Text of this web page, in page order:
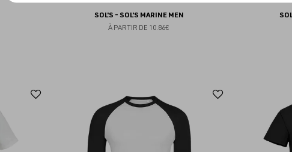
SOL'S - SOL'S MARINE MEN
À PARTIR DE 10.86€
favoris